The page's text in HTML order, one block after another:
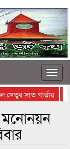
সাত গার্ডার
পরজীবী
মনোনয়ন